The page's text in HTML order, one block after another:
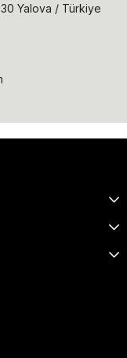
Yalova / Türkiye